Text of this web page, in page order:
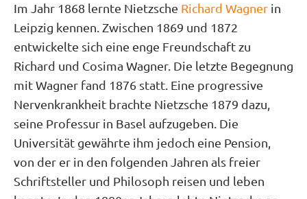
Im Jahr 1868 lernte Nietzsche Richard Wagner in
Leipzig kennen. Zwischen 1869 und 1872
entwickelte sich eine enge Freundschaft zu
Richard und Cosima Wagner. Die letzte Begegnung
mit Wagner fand 1876 statt. Eine progressive
Nervenkrankheit brachte Nietzsche 1879 dazu,
seine Professur in Basel aufzugeben. Die
Universität gewährte ihm jedoch eine Pension,
von der er in den folgenden Jahren als freier
Schriftsteller und Philosoph reisen und leben